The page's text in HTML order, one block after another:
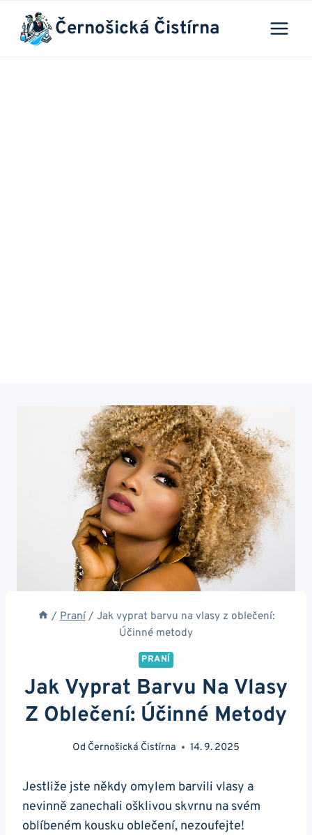
Přeskočit
obsah
Černošická Čistírna
/ Praní / Jak vyprat barvu na vlasy z oblečení:
Účinné metody
PRANÍ
Jak Vyprat Barvu Na Vlasy
Z Oblečení: Účinné Metody
Od Černošická Čistírna 14. 9. 2025
Jestliže jste někdy omylem barvili vlasy a
nevinně zanechali ošklivou skvrnu na svém
oblíbeném kousku oblečení, nezoufejte!